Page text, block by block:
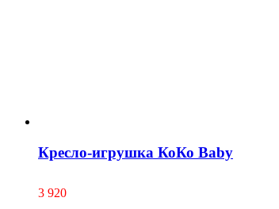
Кресло-игрушка КоКо Baby
3 920